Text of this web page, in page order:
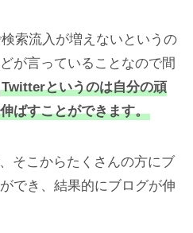
索流入が増えないというの
が言っていることなので間
Twitterというのは自分の頑
ばすことができます。
そこからたくさんの方にブ
でき、結果的にブログが伸